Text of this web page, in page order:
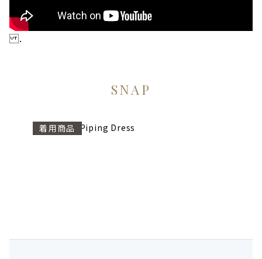
.
SNAP
着用商品
Sheer Frill Piping Dress